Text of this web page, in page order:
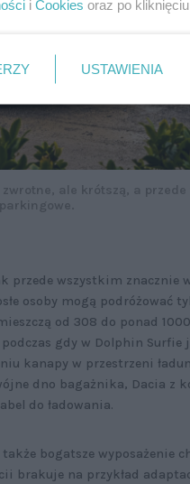
przede wszystkim znacznie
osoby mogą podróżować
od 308 do ponad
podczas gdy w Dolphin
kanapy w przestrzeni
dno bagażnika, Dacia z
do ładowania.
bogatsze wyposażenie
brakuje na przykład
i Cookies oraz po
USTAWIENIA